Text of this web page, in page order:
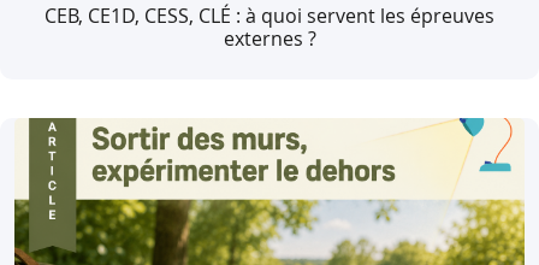
CEB, CE1D, CESS, CLÉ : à quoi servent les épreuves
externes ?